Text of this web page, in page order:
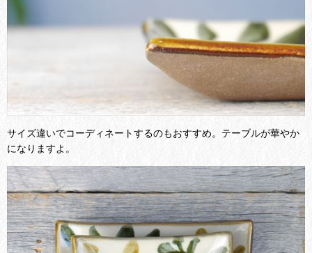
サイズ違いでコーディネートするのもおすすめ。テーブルが華やか
になりますよ。